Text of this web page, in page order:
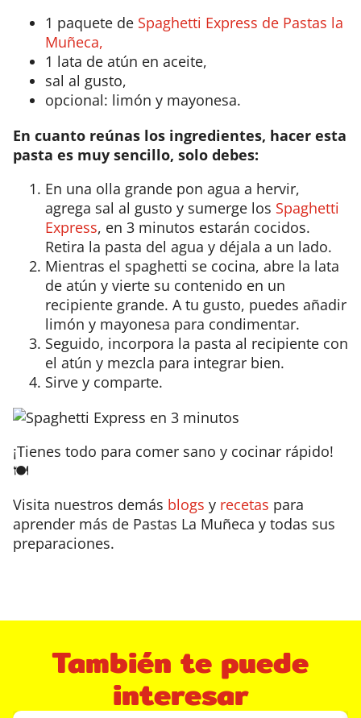
1 paquete de Spaghetti Express de Pastas la
Muñeca,
1 lata de atún en aceite,
sal al gusto,
opcional: limón y mayonesa.
En cuanto reúnas los ingredientes, hacer esta
pasta es muy sencillo, solo debes:
En una olla grande pon agua a hervir,
agrega sal al gusto y sumerge los Spaghetti
Express, en 3 minutos estarán cocidos.
Retira la pasta del agua y déjala a un lado.
Mientras el spaghetti se cocina, abre la lata
de atún y vierte su contenido en un
recipiente grande. A tu gusto, puedes añadir
limón y mayonesa para condimentar.
Seguido, incorpora la pasta al recipiente con
el atún y mezcla para integrar bien.
Sirve y comparte.
¡Tienes todo para comer sano y cocinar rápido!
🍽️
Visita nuestros demás blogs y recetas para
aprender más de Pastas La Muñeca y todas sus
preparaciones.
También te puede
interesar